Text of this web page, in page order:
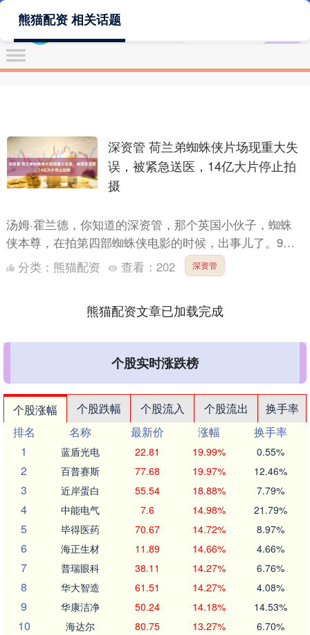
熊猫配资 相关话题
深资管 荷兰弟蜘蛛侠片场现重大失
误，被紧急送医，14亿大片停止拍
摄
汤姆·霍兰德，你知道的深资管，那个英国小伙子，蜘蛛
侠本尊，在拍第四部蜘蛛侠电影的时候，出事儿了。9月
19日，周五，他在英国片场搞特技，结果头部受伤，轻微
脑震荡，....
分类： 熊猫配资 查看： 202 深资管
熊猫配资文章已加载完成
个股实时涨跌榜
个股涨幅 个股跌幅 个股流入 个股流出
换手率
排名
名称 最新价 涨幅
换手率
1
蓝盾光电 22.81 19.99% 0.55%
2 百普赛斯 77.68 19.97% 12.46%
3 近岸蛋白 55.54 18.88% 7.79%
4 中能电气 7.6 14.98% 21.79%
5 毕得医药 70.67 14.72% 8.97%
6 海正生材 11.89 14.66% 4.66%
7 普瑞眼科 38.11 14.27% 6.76%
8 华大智造 61.51 14.27% 4.08%
9 华康洁净 50.24 14.18% 14.53%
10 海达尔 80.75 13.27% 6.70%